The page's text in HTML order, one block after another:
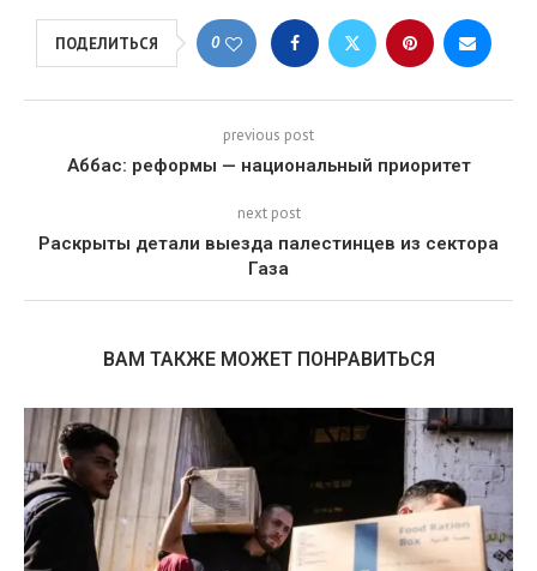
ПОДЕЛИТЬСЯ 0
previous post
Аббас: реформы — национальный приоритет
next post
Раскрыты детали выезда палестинцев из сектора
Газа
ВАМ ТАКЖЕ МОЖЕТ ПОНРАВИТЬСЯ